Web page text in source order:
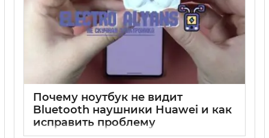
Почему ноутбук не видит
Bluetooth наушники Huawei и как
исправить проблему